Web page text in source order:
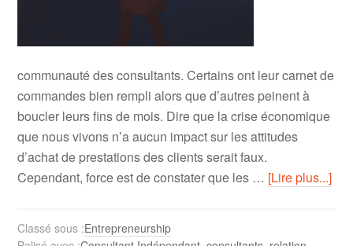
communauté des consultants. Certains ont leur carnet de
commandes bien rempli alors que d’autres peinent à
boucler leurs fins de mois. Dire que la crise économique
que nous vivons n’a aucun impact sur les attitudes
d’achat de prestations des clients serait faux.
Cependant, force est de constater que les … [Lire plus...]
Classé sous :Entrepreneurship